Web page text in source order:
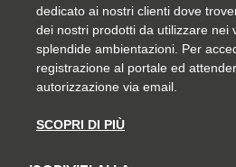
dedicato ai nostri clienti dove
dei nostri prodotti da utilizzare nei
splendide ambientazioni. Per
registrazione al portale ed
autorizzazione via email.
SCOPRI DI PIÙ